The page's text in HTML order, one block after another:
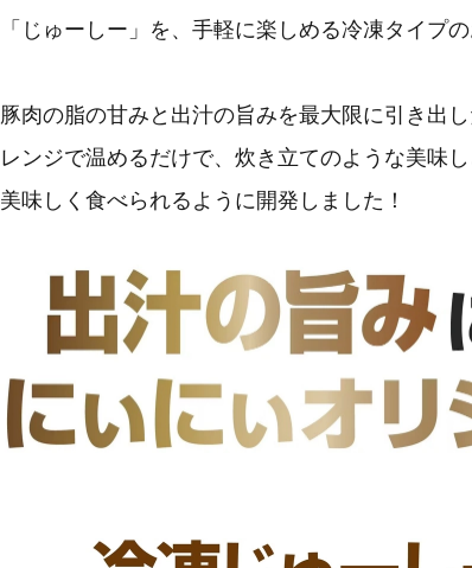
「じゅーしー」を、手軽に楽しめる冷凍タイプの
豚肉の脂の甘みと出汁の旨みを最大限に引き出し
レンジで温めるだけで、炊き立てのような美味
美味しく食べられるように開発しました！